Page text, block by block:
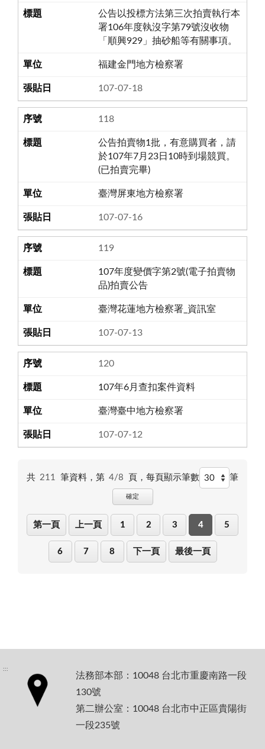
公告以投標方法第三次拍賣執行本
署106年度執沒字第79號沒收物
「順興929」抽砂船等有關事項。
福建金門地方檢察署
107-07-18
118
公告拍賣物1批，有意購買者，請
於107年7月23日10時到場競買。
(已拍賣完畢)
臺灣屏東地方檢察署
107-07-16
119
107年度變價字第2號(電子拍賣物
品)拍賣公告
臺灣花蓮地方檢察署_資訊室
107-07-13
120
107年6月查扣案件資料
臺灣臺中地方檢察署
107-07-12
共 211 筆資料，第 4/8 頁， 每頁顯示筆數 筆
確定
第一頁 上一頁 1 2 3 4 5
6 7 8 下一頁 最後一頁
:::
法務部本部：10048 台北市重慶南路一段
130號
第二辦公室：10048 台北市中正區貴陽街
一段235號